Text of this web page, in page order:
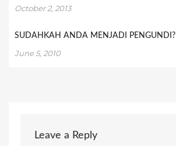
October 2, 2013
SUDAHKAH ANDA MENJADI PENGUNDI?
June 5, 2010
Leave a Reply